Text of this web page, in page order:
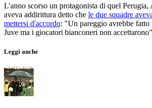
L'anno scorso un protagonista di quel Perugia,
aveva addirittura detto che le due squadre
mettersi d'accordo: "Un pareggio avrebbe fatto
Juve ma i giocatori bianconeri non
Leggi anche